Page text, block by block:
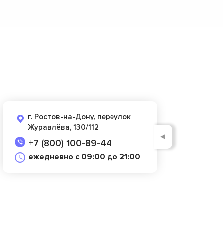
г. Ростов-на-Дону, переулок
Журавлёва, 130/112
+7 (800) 100-89-44
ежедневно с 09:00 до 21:00
◄